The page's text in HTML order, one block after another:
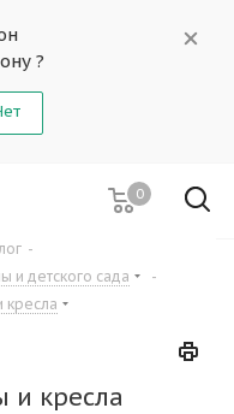
?
0
-
и детского сада
-
кресла
и кресла